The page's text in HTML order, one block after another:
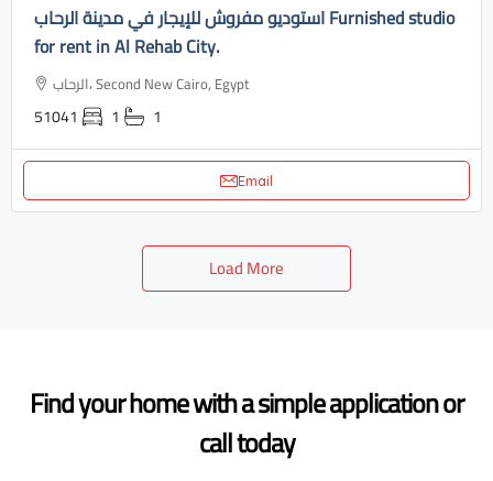
استوديو مفروش للإيجار في مدينة الرحاب Furnished studio
for rent in Al Rehab City.
الرحاب، Second New Cairo, Egypt
51041 1 1
Email
Load More
Find your home with a simple application or
call today